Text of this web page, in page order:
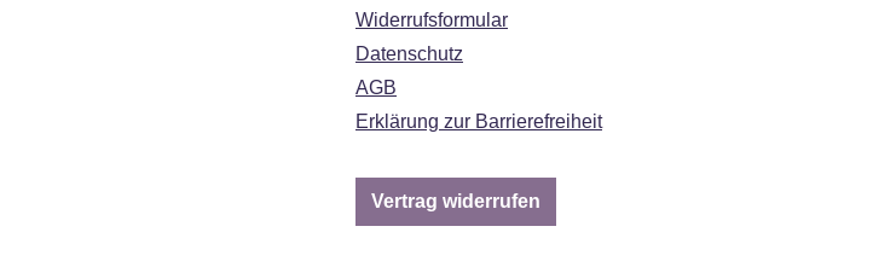
Widerrufsformular
Datenschutz
AGB
Erklärung zur Barrierefreiheit
Vertrag widerrufen